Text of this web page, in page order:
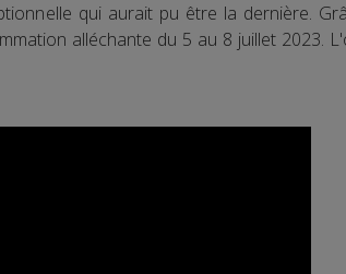
qui aurait pu être la dernière.
alléchante du 5 au 8 juillet 2023.